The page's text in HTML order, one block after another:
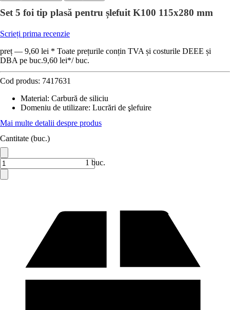
Set 5 foi tip plasă pentru șlefuit K100 115x280 mm
Scrieți prima recenzie
preț — 9,60 lei * Toate prețurile conțin TVA și costurile DEEE și
DBA pe buc.9,60 lei*/ buc.
Cod produs: 7417631
Material: Carbură de siliciu
Domeniu de utilizare: Lucrări de şlefuire
Mai multe detalii despre produs
Cantitate (buc.)
1 buc.